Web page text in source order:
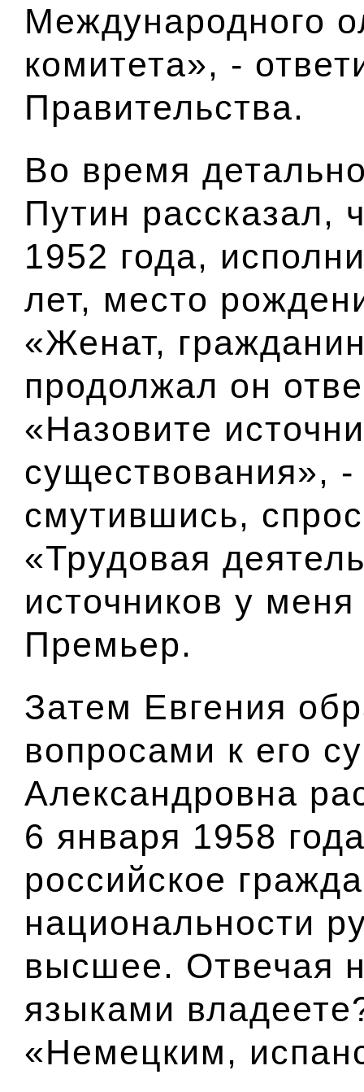
Международного
комитета», -
Правительства.
Во время
Путин рассказал,
1952 года,
лет, место
«Женат,
продолжал он
«Назовите
существования», -
смутившись,
«Трудовая
источников у
Премьер.
Затем Евгения
вопросами к его
Александровна
6 января 1958
российское
национальности
высшее. Отвечая
языками
«Немецким,